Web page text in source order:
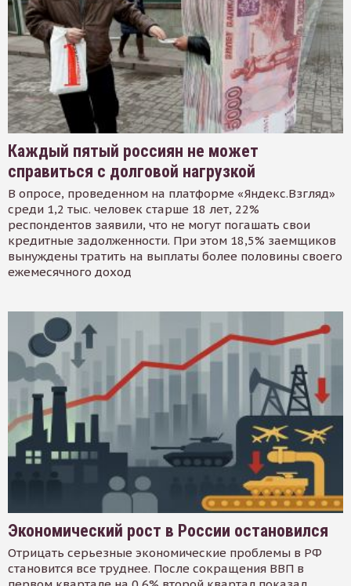
Каждый пятый россиян не может
справиться с долговой нагрузкой
В опросе, проведенном на платформе «Яндекс.Взгляд»
среди 1,2 тыс. человек старше 18 лет, 22%
респондентов заявили, что не могут погашать свои
кредитные задолженности. При этом 18,5% заемщиков
вынуждены тратить на выплаты более половины своего
ежемесячного доход
Экономический рост в России остановился
Отрицать серьезные экономические проблемы в РФ
становится все труднее. После сокращения ВВП в